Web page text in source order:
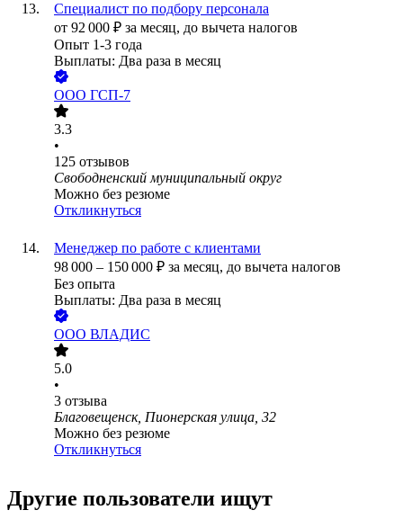
Специалист по подбору персонала
от 92 000 ₽ за месяц, до вычета налогов
Опыт 1-3 года
Выплаты: Два раза в месяц
ООО ГСП-7
3.3
•
125 отзывов
Свободненский муниципальный округ
Можно без резюме
Откликнуться
Менеджер по работе с клиентами
98 000 – 150 000 ₽ за месяц, до вычета налогов
Без опыта
Выплаты: Два раза в месяц
ООО ВЛАДИС
5.0
•
3 отзыва
Благовещенск, Пионерская улица, 32
Можно без резюме
Откликнуться
Другие пользователи ищут